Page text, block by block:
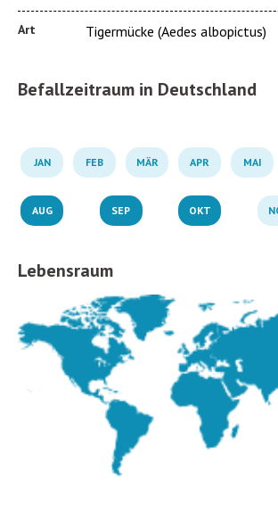
Art Tigermücke (Aedes albopictus)
Befallzeitraum in Deutschland
JAN FEB MÄR APR MAI
AUG SEP OKT
Lebensraum